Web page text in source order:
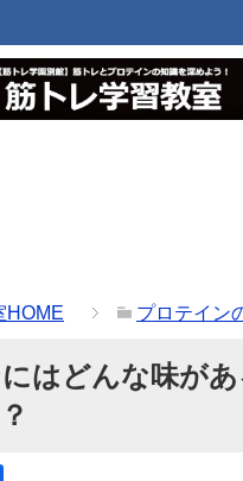
HOME プロテイン
はどんな味があ